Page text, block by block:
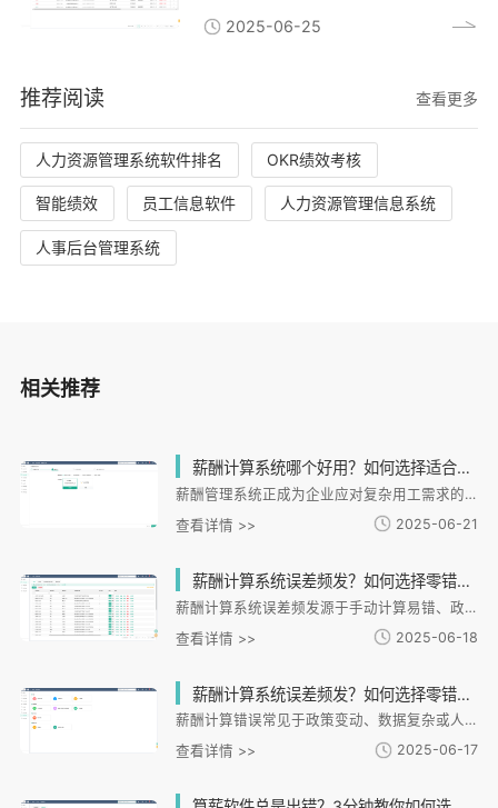
2025-06-25
推荐阅读 查看更多
人力资源管理系统软件排名 OKR绩效考核
智能绩效 员工信息软件 人力资源管理信息系统
人事后台管理系统
相关推荐
薪酬计算系统哪个好用？如何选择适合企业的算薪工具？
薪酬管理系统正成为企业应对复杂用工需求的关键工具。文章系统分析了企业薪酬管理痛点，提出选择算薪系统的核心标准：多场景适配性、数据准确性、合规性及流程融合度。重点介绍了i人事系统的差异化优势，包括全流程自动化、合规校验和灵活配置能力，并通过连锁企业案例展示实施效果。之后给出系统选型建议，指出未来算薪将与人才管理深度融合，强调企业应选择具备持续进化能力的解决方案，将人力成本转化为竞争优势。
查看详情 >>
2025-06-21
薪酬计算系统误差频发？如何选择零错误、全自动的智能算薪工具？
薪酬计算系统误差频发源于手动计算易错、政策更新滞后等问题，导致工资延迟、法律风险等后果。智能算薪工具需具备自动化处理、实时合规和数据安全三大能力。i人事通过AI算法引擎、实时政策同步和全流程自动化实现零错误算薪，提升效率80%并降低投诉率。其一体化HR服务还提供数据互通、智能报表和员工自助查询等增值功能，助力企业建立高效合规的薪酬管理体系，实现从算薪误差到精准管理的转型。
查看详情 >>
2025-06-18
薪酬计算系统误差频发？如何选择零错误、全自动的智能算薪工具？
薪酬计算错误常见于政策变动、数据复杂或人工操作失误，影响员工满意度和企业合规。智能算薪工具需具备精准算法、全流程自动化和灵活适配性。i人事系统通过AI引擎动态适配政策，集成多模块数据实现零错误计算，长期可提升效率、降低风险并支持决策。选择智能算薪工具是企业数字化转型的关键，i人事凭借技术优势助力企业实现精准高效的薪酬管理。
查看详情 >>
2025-06-17